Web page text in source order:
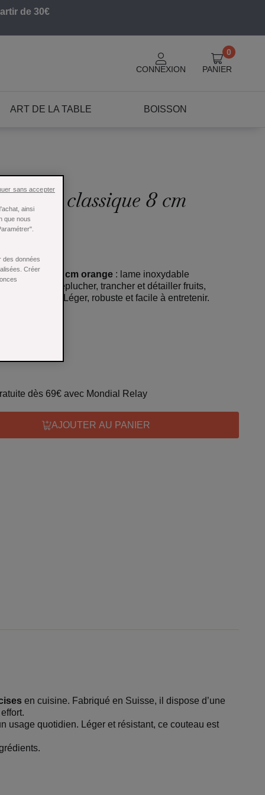
de 30€
CONNEXION PANIER
0
ART DE LA TABLE BOISSON
Swiss classique 8 cm
Classic 8 cm orange : lame inoxydable
pour éplucher, trancher et détailler fruits,
précision. Léger, robuste et facile à entretenir.
dès 69€ avec Mondial Relay
AJOUTER AU PANIER
en cuisine. Fabriqué en Suisse, il dispose d’une
usage quotidien. Léger et résistant, ce couteau est
ainsi
que nous
des données
Créer
sans accepter